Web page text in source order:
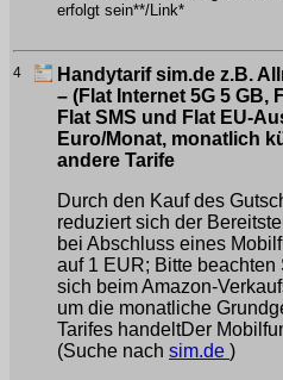
erfolgt sein**/Link*
4
Handytarif sim.de z.B.
– (Flat Internet 5G 5 GB,
Flat SMS und Flat EU-
Euro/Monat, monatlich
andere Tarife
Durch den Kauf des
reduziert sich der
bei Abschluss eines
auf 1 EUR; Bitte beachten
sich beim Amazon-
um die monatliche
Tarifes handeltDer
(Suche nach sim.de )